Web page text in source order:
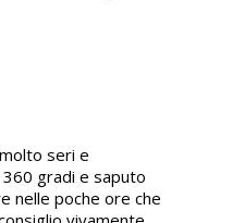
seri e
gradi e saputo
nelle poche ore che